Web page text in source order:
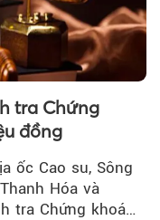
tra Chứng
đồng
ốc Cao su, Sông
Hóa và
tra Chứng khoán